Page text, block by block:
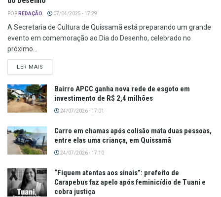
POR REDAÇÃO 07/04/2025 - 17:29
A Secretaria de Cultura de Quissamã está preparando um grande
evento em comemoração ao Dia do Desenho, celebrado no
próximo...
LER MAIS
Bairro APCC ganha nova rede de esgoto em
investimento de R$ 2,4 milhões
24/07/2026 - 17:01
Carro em chamas após colisão mata duas pessoas,
entre elas uma criança, em Quissamã
24/07/2026 - 17:10
“Fiquem atentas aos sinais”: prefeito de
Carapebus faz apelo após feminicídio de Tuani e
cobra justiça